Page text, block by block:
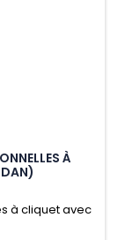
À
à cliquet avec
et rapide